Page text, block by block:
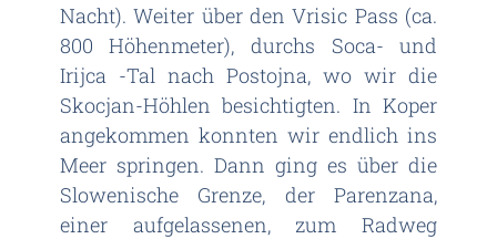
Nacht). Weiter über den Vrisic Pass (ca.
800 Höhenmeter), durchs Soca- und
Irijca -Tal nach Postojna, wo wir die
Skocjan-Höhlen besichtigten. In Koper
angekommen konnten wir endlich ins
Meer springen. Dann ging es über die
Slowenische Grenze, der Parenzana,
einer aufgelassenen, zum Radweg